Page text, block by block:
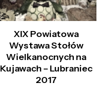
XIX Powiatowa
Wystawa Stołów
Wielkanocnych na
Kujawach – Lubraniec
2017